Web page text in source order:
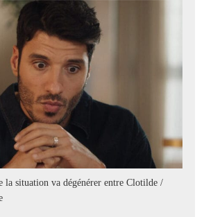
la situation va dégénérer entre Clotilde /